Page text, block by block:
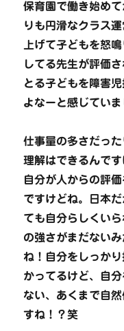
保育園で働き始め
りも円滑なクラス
上げて子どもを怒
してる先生が評価
とる子どもを障害
よなーと感じてい
仕事量の多さだっ
理解はできるんで
自分が人からの評
ですけどね。日本
ても自分らしくい
の強さがまだない
ね！自分をしっか
かってるけど、自
ない、あくまで自
すね！？笑